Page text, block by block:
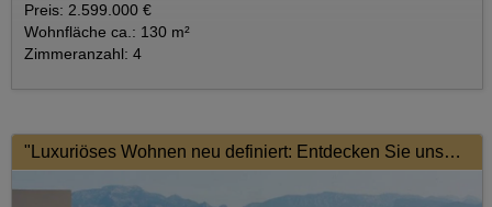
Preis: 2.599.000 €
Wohnfläche ca.: 130 m²
Zimmeranzahl: 4
"Luxuriöses Wohnen neu definiert: Entdecken Sie unser exklusives Apartment mit privatem Pool und sicherer Tiefgarage."